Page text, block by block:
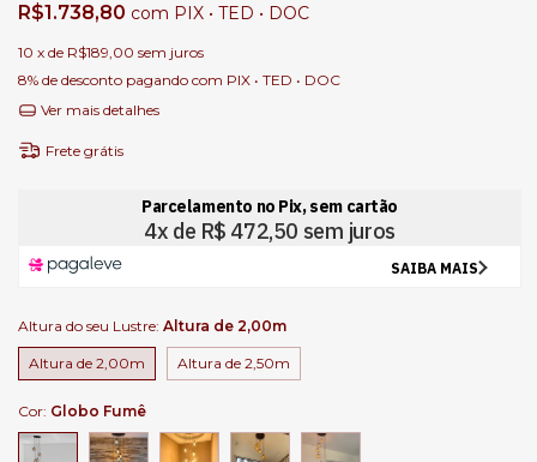
R$1.738,80 com PIX • TED • DOC
10 x de R$189,00 sem juros
8% de desconto pagando com PIX • TED • DOC
Ver mais detalhes
Frete grátis
Altura do seu Lustre: Altura de 2,00m
Altura de 2,00m Altura de 2,50m
Cor: Globo Fumê